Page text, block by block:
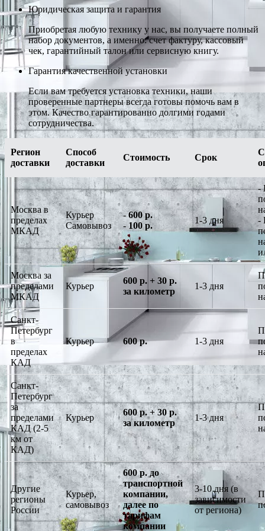
Юридическая защита и гарантия
Приобретая любую технику у нас, вы получаете полный
набор документов, а именно: счет фактуру, кассовый
чек, гарантийный талон или сервисную книгу.
Гарантия качественной установки
Если вам требуется установка техники, наши
проверенные партнеры всегда готовы помочь вам в
этом. Качество гарантированно долгими годами
сотрудничества.
Регион
доставки
Способ
доставки
Стоимость Срок
Москва в
пределах
МКАД
Курьер
Самовывоз
-600 р.
-100 р.
1-3 дня
-
-
Москва за
пределами
МКАД
Курьер
600 р. + 30 р.
за километр
1-3 дня
Санкт-
Петербург
в
пределах
КАД
Курьер 600 р. 1-3 дня
Санкт-
Петербург
за
пределами
КАД (2-5
км от
КАД)
Курьер
600 р. + 30 р.
за километр
1-3 дня
Другие
регионы
России
Курьер,
самовывоз
600 р. до
транспортной
компании,
далее по
тарифам
компании
3-10 дня (в
зависимости
от региона)